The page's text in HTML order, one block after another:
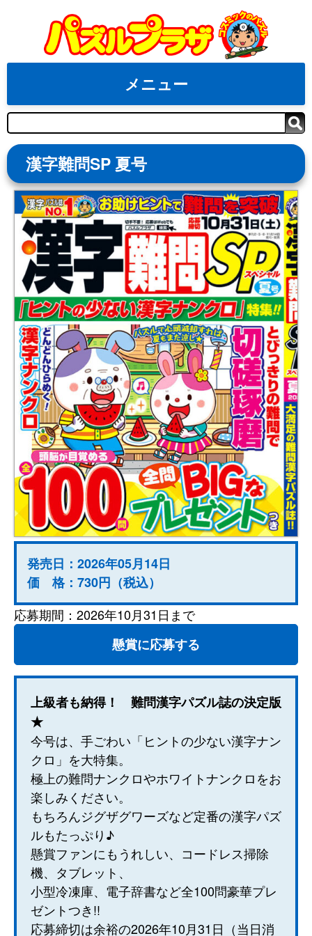
content
メニュー
検
索
漢字難問SP 夏号
発売日：2026年05月14日
価 格：730円（税込）
応募期間：2026年10月31日まで
懸賞に応募する
上級者も納得！ 難問漢字パズル誌の決定版
★
今号は、手ごわい「ヒントの少ない漢字ナン
クロ」を大特集。
極上の難問ナンクロやホワイトナンクロをお
楽しみください。
もちろんジグザグワーズなど定番の漢字パズ
ルもたっぷり♪
懸賞ファンにもうれしい、コードレス掃除
機、タブレット、
小型冷凍庫、電子辞書など全100問豪華プレ
ゼントつき!!
応募締切は余裕の2026年10月31日（当日消